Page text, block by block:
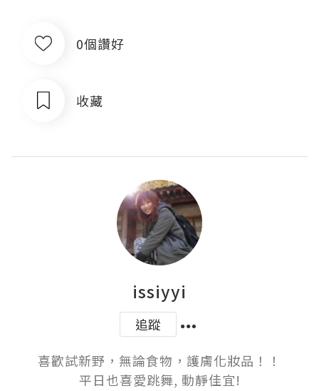
0個讚好
收藏
issiyyi
追蹤
喜歡試新野，無論食物，護膚化妝品！！
平日也喜愛跳舞, 動靜佳宜!